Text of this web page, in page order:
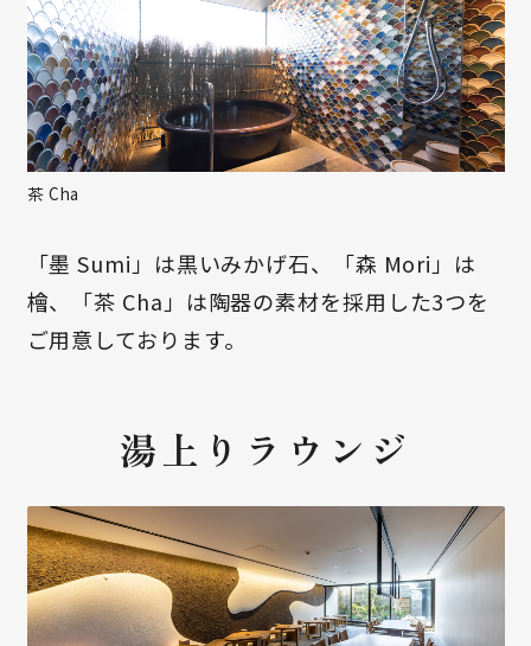
茶 Cha
「墨 Sumi」は黒いみかげ石、「森 Mori」は
檜、「茶 Cha」は陶器の素材を採用した3つを
ご用意しております。
湯上りラウンジ